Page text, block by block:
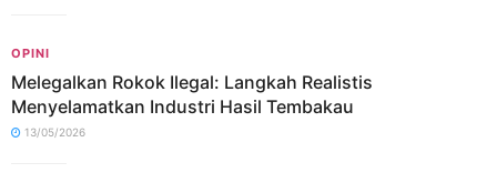
OPINI
Melegalkan Rokok Ilegal: Langkah Realistis
Menyelamatkan Industri Hasil Tembakau
13/05/2026